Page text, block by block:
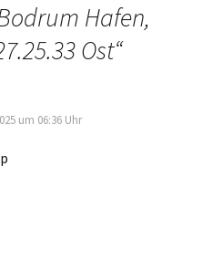
Hafen,
Ost“
um 06:36 Uhr